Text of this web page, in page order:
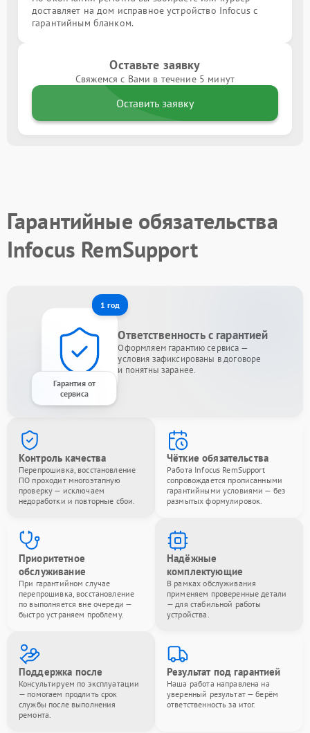
доставляет на дом исправное устройство Infocus с
гарантийным бланком.
Оставьте заявку
Свяжемся с Вами в течение 5 минут
Оставить заявку
Гарантийные обязательства
Infocus RemSupport
1 год
Гарантия от
сервиса
Ответственность с гарантией
Оформляем гарантию сервиса —
условия зафиксированы в договоре
и понятны заранее.
Контроль качества
Перепрошивка, восстановление
ПО проходит многоэтапную
проверку — исключаем
недоработки и повторные сбои.
Чёткие обязательства
Работа Infocus RemSupport
сопровождается прописанными
гарантийными условиями — без
размытых формулировок.
Приоритетное
обслуживание
При гарантийном случае
перепрошивка, восстановление
по выполняется вне очереди —
быстро устраняем проблему.
Надёжные
комплектующие
В рамках обслуживания
применяем проверенные детали
— для стабильной работы
устройства.
Поддержка после
Консультируем по эксплуатации
— помогаем продлить срок
службы после выполнения
ремонта.
Результат под гарантией
Наша работа направлена на
уверенный результат — берём
ответственность за итог.